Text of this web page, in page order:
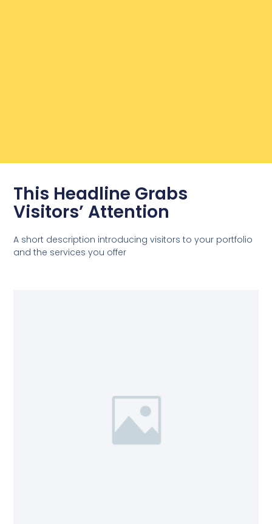
This Headline Grabs
Visitors’ Attention
A short description introducing visitors to your portfolio
and the services you offer